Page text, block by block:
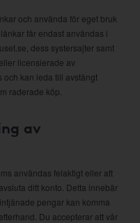
och använda för eget bruk
får endast användas i
dess systersajter samt
licensierade av
och kan leda till avstängt
raderade köp.
av
användas felaktigt eller att
ditt konto. Detta innebär
pengar kan komma
Du accepterar att vår